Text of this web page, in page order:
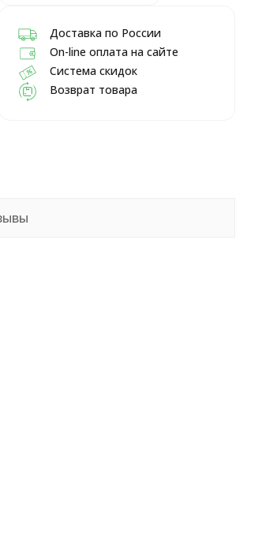
Доставка по России
On-line оплата на сайте
Система скидок
Возврат товара